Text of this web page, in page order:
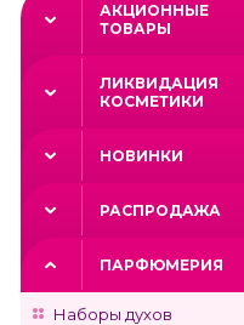
АКЦИОННЫЕ
ТОВАРЫ
ЛИКВИДАЦИЯ
КОСМЕТИКИ
НОВИНКИ
РАСПРОДАЖА
ПАРФЮМЕРИЯ
Наборы духов